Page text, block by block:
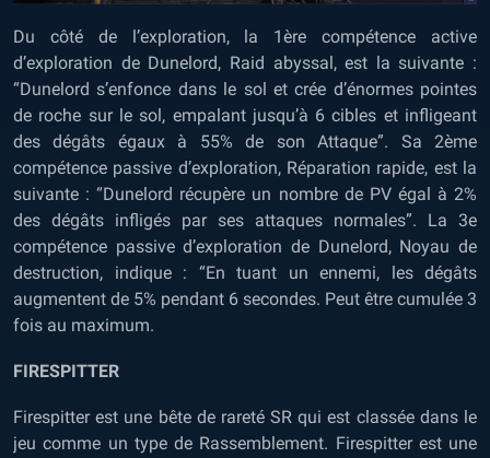
Du côté de l’exploration, la 1ère compétence active
d’exploration de Dunelord, Raid abyssal, est la suivante :
“Dunelord s’enfonce dans le sol et crée d’énormes pointes
de roche sur le sol, empalant jusqu’à 6 cibles et infligeant
des dégâts égaux à 55% de son Attaque”. Sa 2ème
compétence passive d’exploration, Réparation rapide, est la
suivante : “Dunelord récupère un nombre de PV égal à 2%
des dégâts infligés par ses attaques normales”. La 3e
compétence passive d’exploration de Dunelord, Noyau de
destruction, indique : “En tuant un ennemi, les dégâts
augmentent de 5% pendant 6 secondes. Peut être cumulée 3
fois au maximum.
FIRESPITTER
Firespitter est une bête de rareté SR qui est classée dans le
jeu comme un type de Rassemblement. Firespitter est une